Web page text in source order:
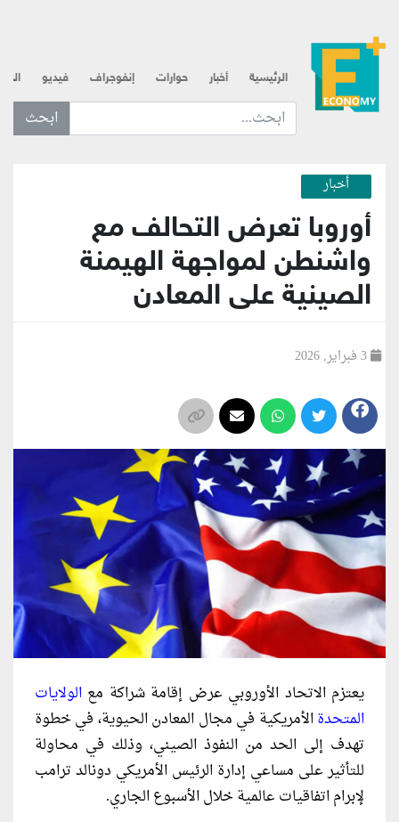
الرئيسية أخبار حوارات إنفوجراف فيديو
ابحث عن... :
أخبار
أوروبا تعرض التحالف مع
واشنطن لمواجهة الهيمنة
الصينية على المعادن
يعتزم الاتحاد الأوروبي عرض إقامة شراكة مع الولايات
المتحدةالأمريكية في مجال المعادن الحيوية، في خطوة
تهدف إلى الحد من النفوذ الصيني، وذلك في محاولة
للتأثير على مساعي إدارة الرئيس الأمريكي دونالد ترامب
لإبرام اتفاقيات عالمية خلال الأسبوع الجاري.